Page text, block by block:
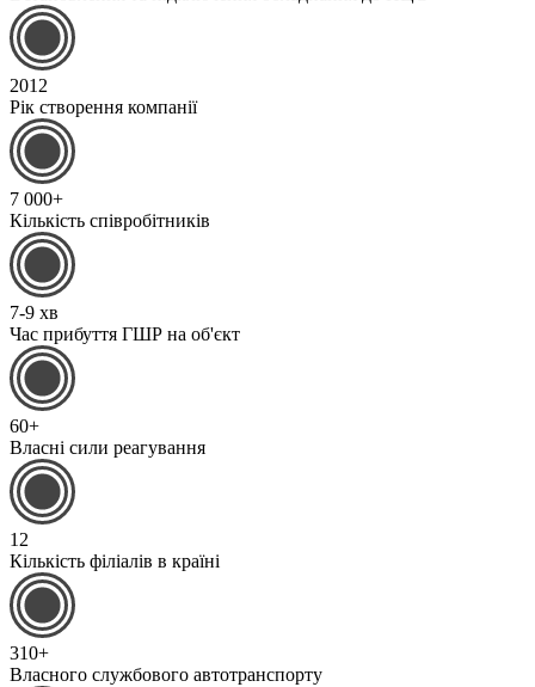
2012
Рік створення компанії
7 000+
Кількість співробітників
7-9 хв
Час прибуття ГШР на об'єкт
60+
Власні сили реагування
12
Кількість філіалів в країні
310+
Власного службового автотранспорту